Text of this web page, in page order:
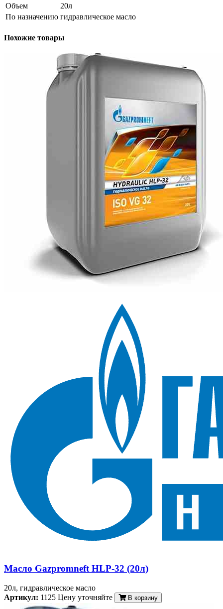
Объем
20л
По назначению гидравлическое масло
Похожие товары
Масло Gazpromneft HLP-32 (20л)
20л, гидравлическое масло
Артикул: 1125 Цену уточняйте В корзину